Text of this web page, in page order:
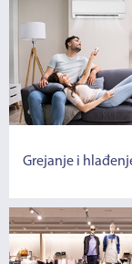
Grejanje i